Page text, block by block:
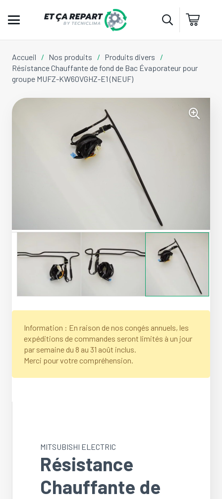
Accueil / Nos produits / Produits divers
/
Résistance Chauffante de fond de Bac Évaporateur pour
groupe MUFZ-KW60VGHZ-E1 (NEUF)
Information : En raison de nos congés annuels, les
expéditions de commandes seront limités à un jour
par semaine du 8 au 31 août inclus.
Merci pour votre compréhension.
MITSUBISHI ELECTRIC
Résistance
Chauffante de